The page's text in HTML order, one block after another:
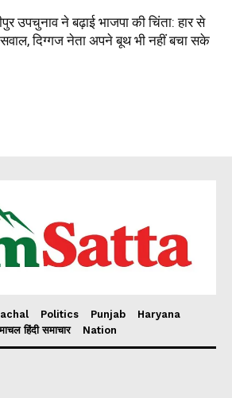
उपचुनाव ने बढ़ाई भाजपा की चिंता: हार से
दिग्गज नेता अपने बूथ भी नहीं बचा सके
Politics Punjab
Haryana
हिंदी समाचार
Nation